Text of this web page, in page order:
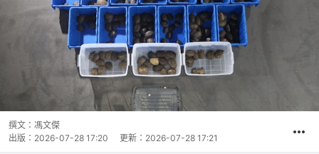
撰文： 馮文傑
出版： 2026-07-28 17:20 更新： 2026-07-28 17:21